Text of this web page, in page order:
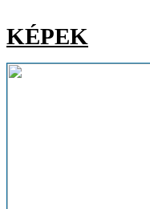
KÉPEK